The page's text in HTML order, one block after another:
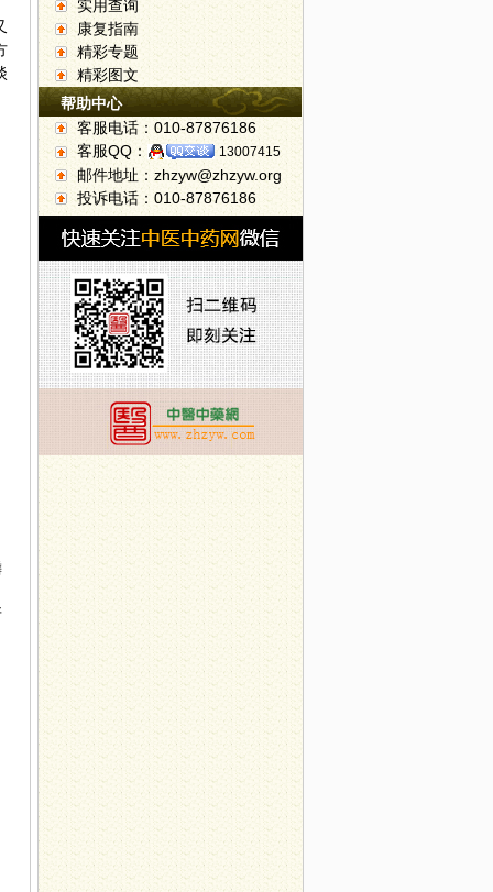
实用查询
康复指南
精彩专题
精彩图文
帮助中心
客服电话：010-87876186
客服QQ：
13007415
邮件地址：zhzyw@zhzyw.org
投诉电话：010-87876186